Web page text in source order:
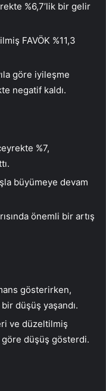
%6,7’lik bir gelir
FAVÖK %11,3
göre iyileşme
negatif kaldı.
%7,
büyümeye devam
önemli bir artış
gösterirken,
düşüş yaşandı.
ve düzeltilmiş
göre düşüş gösterdi.